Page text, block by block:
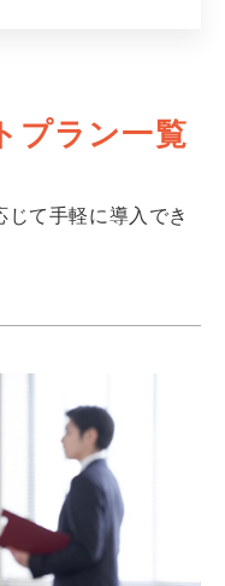
プラン一覧
て手軽に導入でき